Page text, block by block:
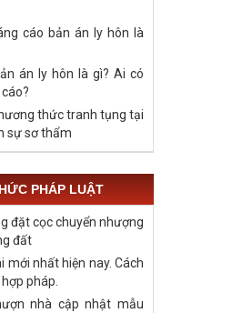
cáo bản án ly hôn là
án ly hôn là gì? Ai có
thức tranh tụng tại
sự sơ thẩm
PHÁP LUẬT
đặt cọc chuyển nhượng
đất
mới nhất hiện nay. Cách
pháp.
nhà cập nhật mẫu